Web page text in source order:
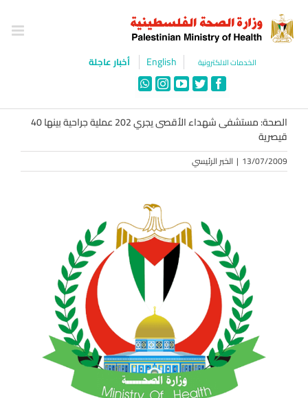
content
الخدمات الالكترونية English أخبار عاجلة
Facebook
Twitter
YouTube
Instagram
WhatsApp
الصحة: مستشفى شهداء الأقصى يجري 202 عملية جراحية بينها 40
قيصرية
13/07/2009
| الخبر الرئيسي